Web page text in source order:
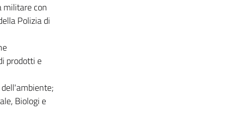
militare con
Polizia di
prodotti e
Biologi e